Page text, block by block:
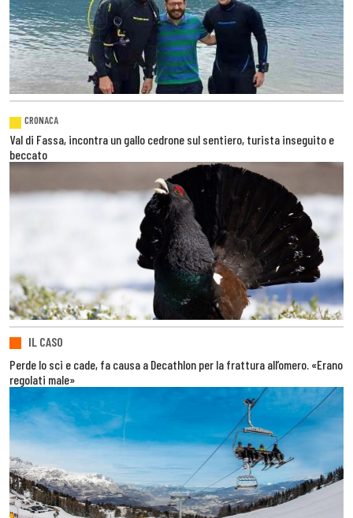
CRONACA
Val di Fassa, incontra un gallo cedrone sul sentiero, turista inseguito e
beccato
IL CASO
Perde lo sci e cade, fa causa a Decathlon per la frattura all’omero. «Erano
regolati male»